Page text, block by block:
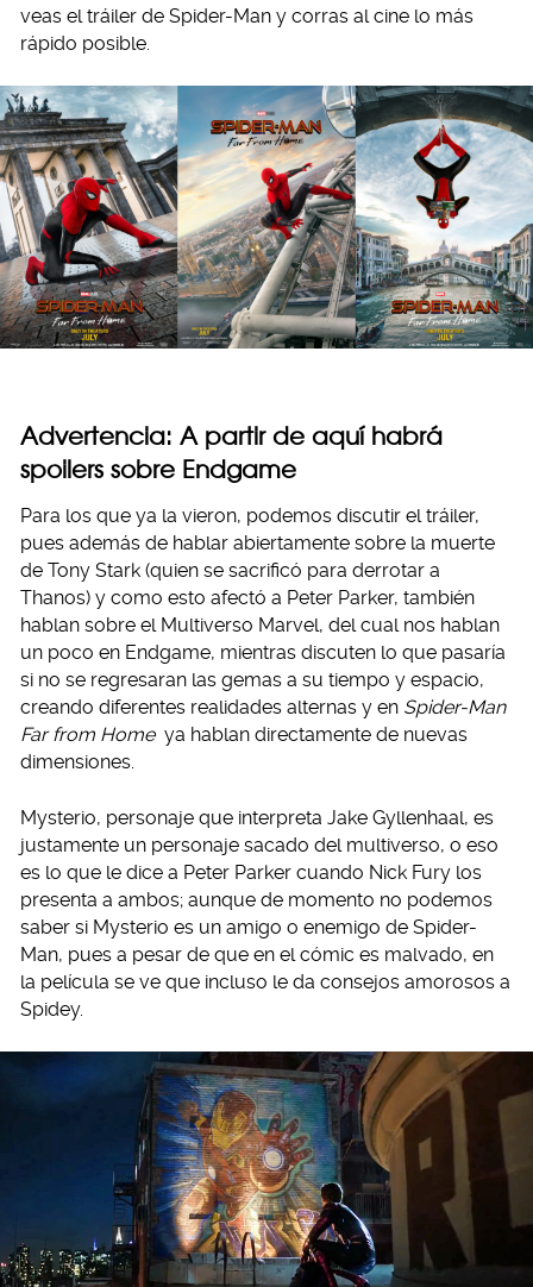
veas el tráiler de Spider-Man y corras al cine lo más
rápido posible.
Advertencia: A partir de aquí habrá
spoilers sobre Endgame
Para los que ya la vieron, podemos discutir el tráiler,
pues además de hablar abiertamente sobre la muerte
de Tony Stark (quien se sacrificó para derrotar a
Thanos) y como esto afectó a Peter Parker, también
hablan sobre el Multiverso Marvel, del cual nos hablan
un poco en Endgame, mientras discuten lo que pasaría
si no se regresaran las gemas a su tiempo y espacio,
creando diferentes realidades alternas y en Spider-Man
Far from Home ya hablan directamente de nuevas
dimensiones.
Mysterio, personaje que interpreta Jake Gyllenhaal, es
justamente un personaje sacado del multiverso, o eso
es lo que le dice a Peter Parker cuando Nick Fury los
presenta a ambos; aunque de momento no podemos
saber si Mysterio es un amigo o enemigo de Spider-
Man, pues a pesar de que en el cómic es malvado, en
la película se ve que incluso le da consejos amorosos a
Spidey.